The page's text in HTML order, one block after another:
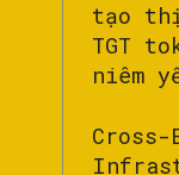
tạo
TGT
niêm
Cross-